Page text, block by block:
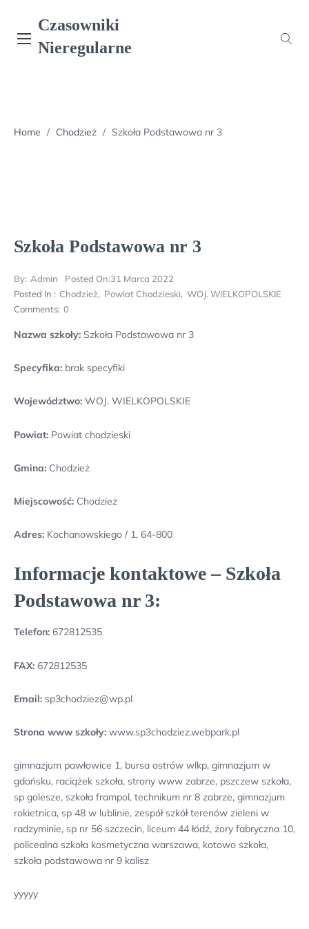
content
Czasowniki
Nieregularne
Home / Chodzież / Szkoła Podstawowa nr 3
Szkoła Podstawowa nr 3
By: Admin Posted On:31 Marca 2022
Posted In : Chodzież, Powiat Chodzieski, WOJ. WIELKOPOLSKIE
Comments: 0
Nazwa szkoły: Szkoła Podstawowa nr 3
Specyfika: brak specyfiki
Województwo: WOJ. WIELKOPOLSKIE
Powiat: Powiat chodzieski
Gmina: Chodzież
Miejscowość: Chodzież
Adres: Kochanowskiego / 1, 64-800
Informacje kontaktowe – Szkoła
Podstawowa nr 3:
Telefon: 672812535
FAX: 672812535
Email: sp3chodziez@wp.pl
Strona www szkoły: www.sp3chodziez.webpark.pl
gimnazjum pawłowice 1, bursa ostrów wlkp, gimnazjum w
gdańsku, raciążek szkoła, strony www zabrze, pszczew szkoła,
sp golesze, szkoła frampol, technikum nr 8 zabrze, gimnazjum
rokietnica, sp 48 w lublinie, zespół szkół terenów zieleni w
radzyminie, sp nr 56 szczecin, liceum 44 łódź, żory fabryczna 10,
policealna szkoła kosmetyczna warszawa, kotowo szkoła,
szkoła podstawowa nr 9 kalisz
yyyyy